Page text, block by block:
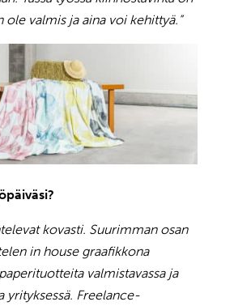
ole valmis ja aina voi kehittyä.”
kovasti. Suurimman osan
in house graafikkona
valmistavassa ja
yrityksessä. Freelance-